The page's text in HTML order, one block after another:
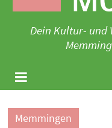
Dein Kultur- und
Memmingen